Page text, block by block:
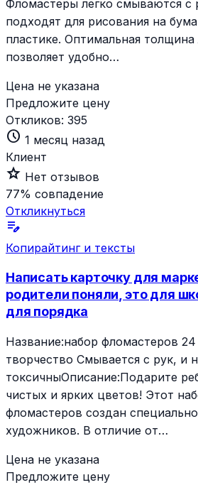
Фломастеры легко смываются с
подходят для рисования на
пластике. Оптимальная
позволяет удобно…
Цена не указана
Предложите цену
Откликов: 395
schedule 1 месяц назад
Клиент
star_outline Нет отзывов
77% совпадение
Откликнуться
edit_note
Копирайтинг и тексты
Написать карточку для
родители поняли, это для
для порядка
Название:набор фломастеров
творчество Смывается с рук, и
токсичныОписание:Подарите
чистых и ярких цветов! Этот
фломастеров создан
художников. В отличие от…
Цена не указана
Предложите цену